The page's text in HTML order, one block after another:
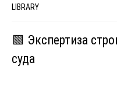
LIBRARY
🟩 Экспертиза
суда